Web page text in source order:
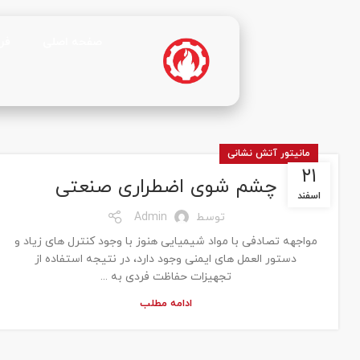
۲۱
اسفند
مانیتور آتش نشانی
چشم شوی اضطراری صنعتی
توسط
Admin
مواجهه تصادفی با مواد شیمیایی هنوز با وجود کنترل های زیاد و
دستور العمل های ایمنی وجود دارد، در نتیجه استفاده از
تجهیزات حفاظت فردی به ...
ادامه مطلب